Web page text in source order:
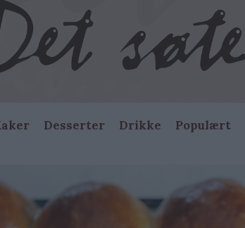
Desserter Drikke Populært